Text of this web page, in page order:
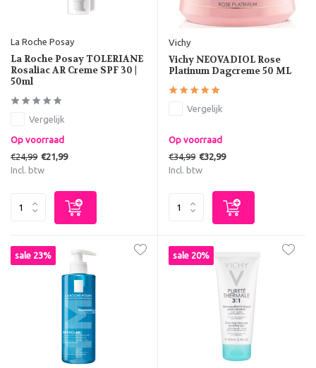
La Roche Posay
La Roche Posay TOLERIANE
Rosaliac AR Creme SPF 30 |
50ml
Vergelijk
Op voorraad
€24,99 €21,99
Incl. btw
Vichy
Vichy NEOVADIOL Rose
Platinum Dagcreme 50 ML
Vergelijk
Op voorraad
€34,99 €32,99
Incl. btw
sale 23% sale 20%